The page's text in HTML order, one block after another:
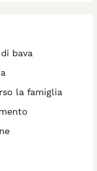
bava
la famiglia